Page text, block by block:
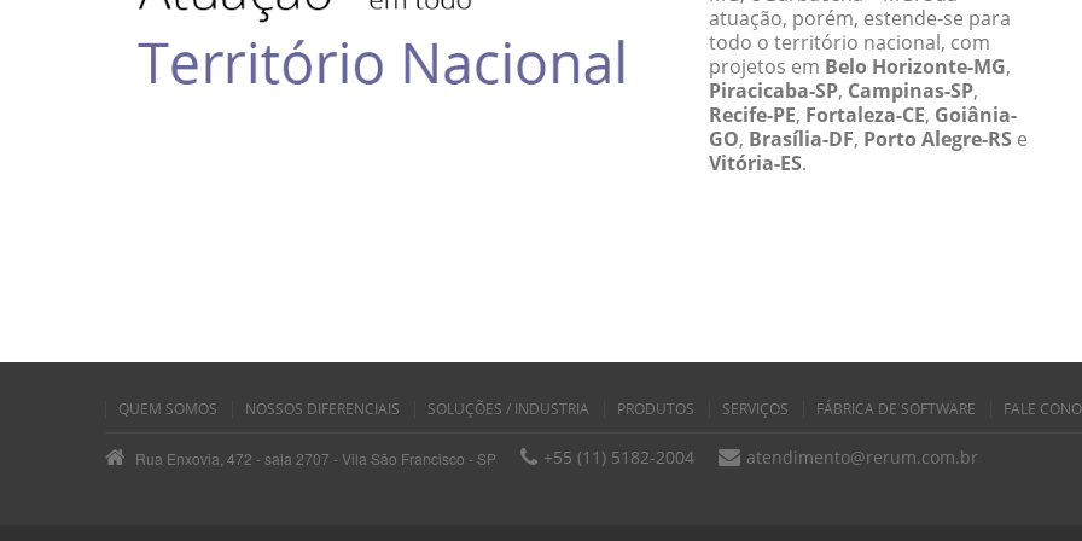
atuação, porém, estende-se para
todo o território nacional, com
projetos em Belo Horizonte-MG,
Piracicaba-SP, Campinas-SP,
Recife-PE, Fortaleza-CE, Goiânia-
GO, Brasília-DF, Porto Alegre-RS e
Vitória-ES.
QUEM SOMOS NOSSOS DIFERENCIAIS SOLUÇÕES / INDUSTRIA PRODUTOS SERVIÇOS FÁBRICA DE SOFTWARE FALE
Rua Enxovia, 472 - sala 2707 - Vila São Francisco - SP +55 (11) 5182-2004 atendimento@rerum.com.br